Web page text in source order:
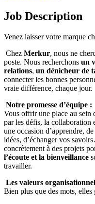
Job Description
Venez laisser votre marque
Chez Merkur, nous ne
poste. Nous recherchons un
relations, un dénicheur de
connecter les bonnes
vraie différence, chaque jour.
Notre promesse d’équipe :
Vous offrir une place au sein
par les défis, la collaboration
une occasion d’apprendre,
idées, d’échanger vos
concrètement à des projets
l’écoute et la bienveillance
travailler.
Les valeurs
Bien plus que des mots,